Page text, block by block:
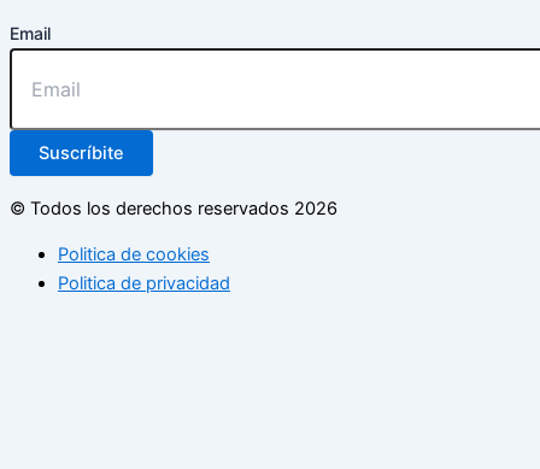
Email
Suscríbite
© Todos los derechos reservados 2026
Politica de cookies
Politica de privacidad